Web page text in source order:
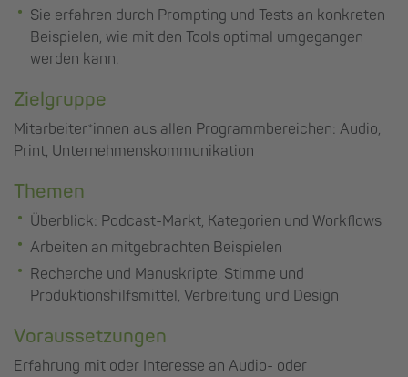
Sie erfahren durch Prompting und Tests an konkreten
Beispielen, wie mit den Tools optimal umgegangen
werden kann.
Zielgruppe
Mitarbeiter*innen aus allen Programmbereichen: Audio,
Print, Unternehmenskommunikation
Themen
Überblick: Podcast-Markt, Kategorien und Workflows
Arbeiten an mitgebrachten Beispielen
Recherche und Manuskripte, Stimme und
Produktionshilfsmittel, Verbreitung und Design
Voraussetzungen
Erfahrung mit oder Interesse an Audio- oder